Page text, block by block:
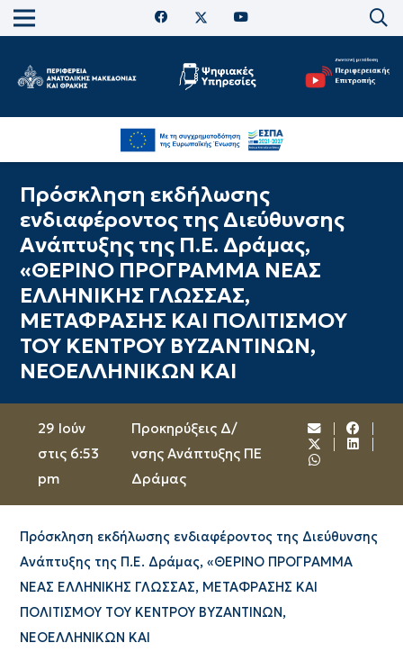
Πρόσκληση εκδήλωσης
ενδιαφέροντος της Διεύθυνσης
Ανάπτυξης της Π.Ε. Δράμας,
«ΘΕΡΙΝΟ ΠΡΟΓΡΑΜΜΑ ΝΕΑΣ
ΕΛΛΗΝΙΚΗΣ ΓΛΩΣΣΑΣ,
ΜΕΤΑΦΡΑΣΗΣ ΚΑΙ ΠΟΛΙΤΙΣΜΟΥ
ΤΟΥ ΚΕΝΤΡΟΥ ΒΥΖΑΝΤΙΝΩΝ,
ΝΕΟΕΛΛΗΝΙΚΩΝ ΚΑΙ
29 Ιούν
στις 6:53
pm
Προκηρύξεις Δ/
νσης Ανάπτυξης ΠΕ
Δράμας
Πρόσκληση εκδήλωσης ενδιαφέροντος της Διεύθυνσης
Ανάπτυξης της Π.Ε. Δράμας, «ΘΕΡΙΝΟ ΠΡΟΓΡΑΜΜΑ
ΝΕΑΣ ΕΛΛΗΝΙΚΗΣ ΓΛΩΣΣΑΣ, ΜΕΤΑΦΡΑΣΗΣ ΚΑΙ
ΠΟΛΙΤΙΣΜΟΥ ΤΟΥ ΚΕΝΤΡΟΥ ΒΥΖΑΝΤΙΝΩΝ,
ΝΕΟΕΛΛΗΝΙΚΩΝ ΚΑΙ